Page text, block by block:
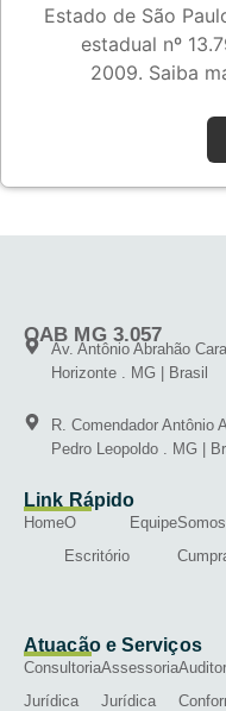
Estado de São
estadual nº
2009. Saiba
OAB MG 3.057
Av. Antônio Abrahão
Horizonte . MG | Brasil
R. Comendador Antônio
Pedro Leopoldo . MG |
Link Rápido
HomeO
Escritório
EquipeSomos
Atuação e Serviços
Consultoria
Jurídica
Assessoria
Jurídica